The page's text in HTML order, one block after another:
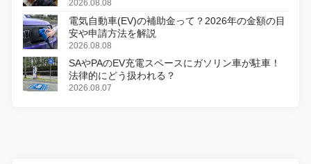
初のデジタルリマスター版で復活
2026.08.08
電気自動車(EV)の補助金って？2026年の金額の目
安や申請方法を解説
2026.08.08
SAやPAのEV充電スペースにガソリン車が駐車！
法律的にどう扱われる？
2026.08.07